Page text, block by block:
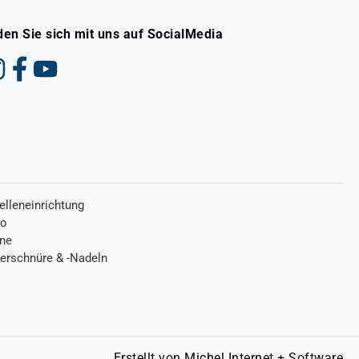
& -Nadeln
Sie sich mit uns auf SocialMedia